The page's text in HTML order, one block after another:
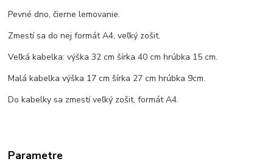
Pevné dno, čierne lemovanie.
Zmestí sa do nej formát A4, veľký zošit.
Veľká kabelka: výška 32 cm šírka 40 cm hrúbka 15 cm.
Malá kabelka výška 17 cm šírka 27 cm hrúbka 9cm.
Do kabelky sa zmestí veľký zošit, formát A4.
Parametre